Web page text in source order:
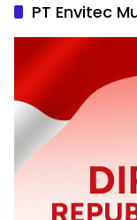
PT Envitec